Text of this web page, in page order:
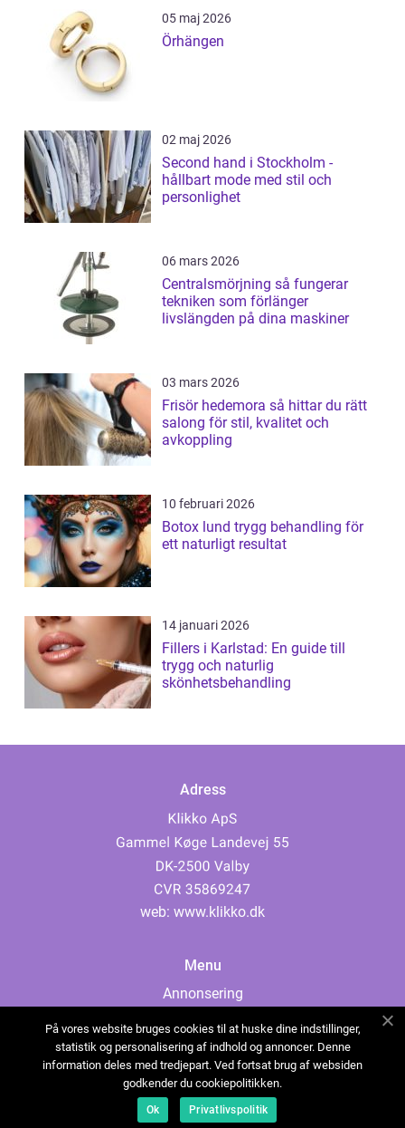
05 maj 2026
Örhängen
02 maj 2026
Second hand i Stockholm -
hållbart mode med stil och
personlighet
06 mars 2026
Centralsmörjning så fungerar
tekniken som förlänger
livslängden på dina maskiner
03 mars 2026
Frisör hedemora så hittar du rätt
salong för stil, kvalitet och
avkoppling
10 februari 2026
Botox lund trygg behandling för
ett naturligt resultat
14 januari 2026
Fillers i Karlstad: En guide till
trygg och naturlig
skönhetsbehandling
Adress
web: www.klikko.dk
Menu
Annonsering
Cookies
Kontakta oss
Sitemap
På vores website bruges cookies til at huske dine indstillinger,
statistik og personalisering af indhold og annoncer. Denne
information deles med tredjepart. Ved fortsat brug af websiden
godkender du cookiepolitikken.
Ok Privatlivspolitik